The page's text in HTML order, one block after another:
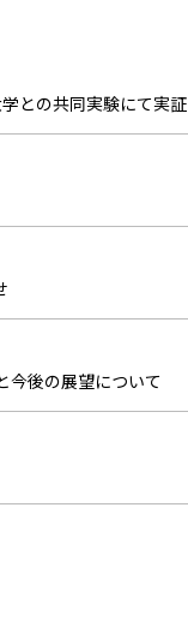
との共同実験にて実証
今後の展望について